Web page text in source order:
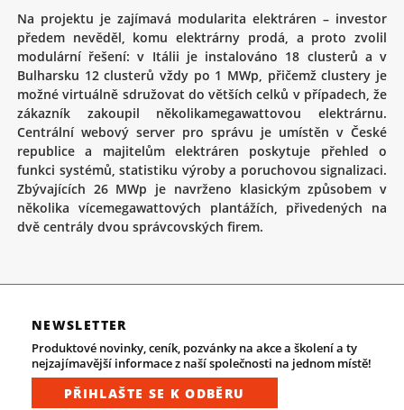
Na projektu je zajímavá modularita elektráren – investor
předem nevěděl, komu elektrárny prodá, a proto zvolil
modulární řešení: v Itálii je instalováno 18 clusterů a v
Bulharsku 12 clusterů vždy po 1 MWp, přičemž clustery je
možné virtuálně sdružovat do větších celků v případech, že
zákazník zakoupil několikamegawattovou elektrárnu.
Centrální webový server pro správu je umístěn v České
republice a majitelům elektráren poskytuje přehled o
funkci systémů, statistiku výroby a poruchovou signalizaci.
Zbývajících 26 MWp je navrženo klasickým způsobem v
několika vícemegawattových plantážích, přivedených na
dvě centrály dvou správcovských firem.
NEWSLETTER
Produktové novinky, ceník, pozvánky na akce a školení a ty
nejzajímavější informace z naší společnosti na jednom místě!
PŘIHLAŠTE SE K ODBĚRU